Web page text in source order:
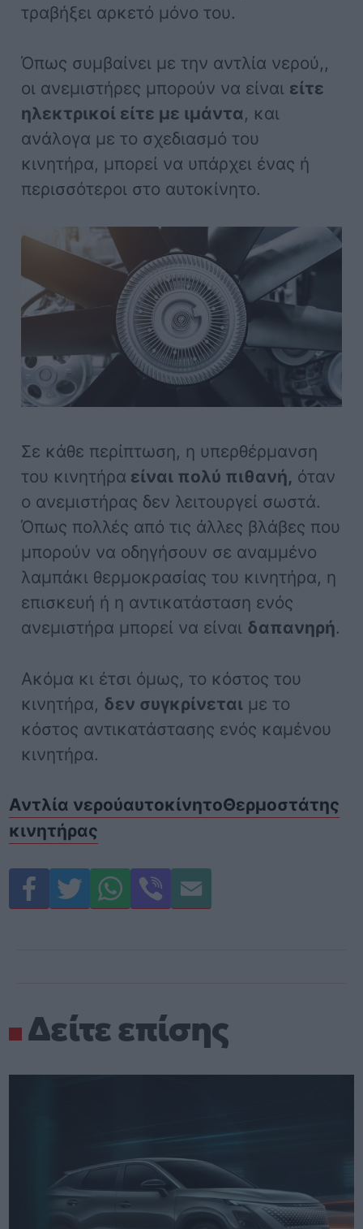
τραβήξει αρκετό μόνο του.
Όπως συμβαίνει με την αντλία νερού,,
οι ανεμιστήρες μπορούν να είναι είτε
ηλεκτρικοί είτε με ιμάντα, και
ανάλογα με το σχεδιασμό του
κινητήρα, μπορεί να υπάρχει ένας ή
περισσότεροι στο αυτοκίνητο.
Σε κάθε περίπτωση, η υπερθέρμανση
του κινητήρα είναι πολύ πιθανή, όταν
ο ανεμιστήρας δεν λειτουργεί σωστά.
Όπως πολλές από τις άλλες βλάβες που
μπορούν να οδηγήσουν σε αναμμένο
λαμπάκι θερμοκρασίας του κινητήρα, η
επισκευή ή η αντικατάσταση ενός
ανεμιστήρα μπορεί να είναι δαπανηρή.
Ακόμα κι έτσι όμως, το κόστος του
κινητήρα, δεν συγκρίνεται με το
κόστος αντικατάστασης ενός καμένου
κινητήρα.
Αντλία νερούαυτοκίνητοΘερμοστάτης
κινητήρας
Δείτε επίσης